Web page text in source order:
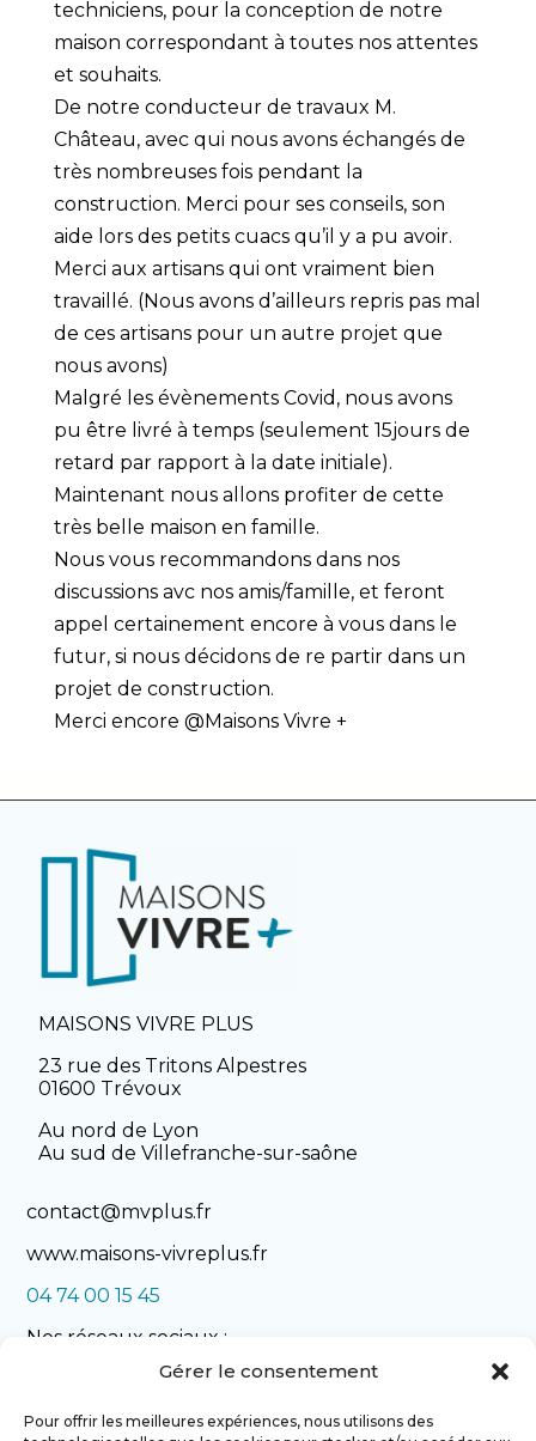
Gérer le consentement
Pour offrir les meilleures expériences, nous utilisons des
techniciens, pour la conception de notre
maison correspondant à toutes nos attentes
et souhaits.
De notre conducteur de travaux M.
Château, avec qui nous avons échangés de
très nombreuses fois pendant la
construction. Merci pour ses conseils, son
aide lors des petits cuacs qu’il y a pu avoir.
Merci aux artisans qui ont vraiment bien
travaillé. (Nous avons d’ailleurs repris pas mal
de ces artisans pour un autre projet que
nous avons)
Malgré les évènements Covid, nous avons
pu être livré à temps (seulement 15jours de
retard par rapport à la date initiale).
Maintenant nous allons profiter de cette
très belle maison en famille.
Nous vous recommandons dans nos
discussions avc nos amis/famille, et feront
appel certainement encore à vous dans le
futur, si nous décidons de re partir dans un
projet de construction.
Merci encore @Maisons Vivre +
MAISONS VIVRE PLUS
23 rue des Tritons Alpestres
01600 Trévoux
Au nord de Lyon
Au sud de Villefranche-sur-saône
contact@mvplus.fr
www.maisons-vivreplus.fr
04 74 00 15 45
Nos réseaux sociaux :